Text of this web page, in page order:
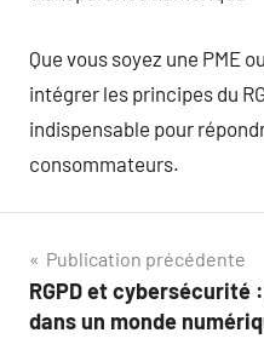
Que vous soyez une PME
intégrer les principes du
indispensable pour
consommateurs.
Navigation
de
Publication précédente
RGPD et cybersécurité
dans un monde